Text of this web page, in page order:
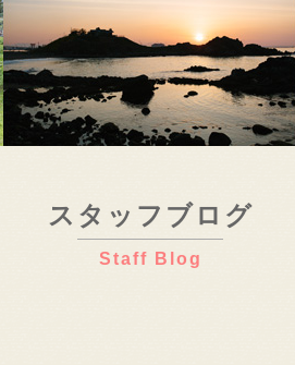
スタッフブログ
Staff Blog